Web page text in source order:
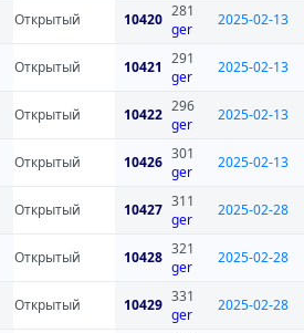
Открытый 10420 281
ger
2025-02-13
Открытый 10421 291
ger
2025-02-13
Открытый 10422 296
ger
2025-02-13
Открытый 10426 301
ger
2025-02-13
Открытый 10427 311
ger
2025-02-28
Открытый 10428 321
ger
2025-02-28
Открытый 10429 331
ger
2025-02-28